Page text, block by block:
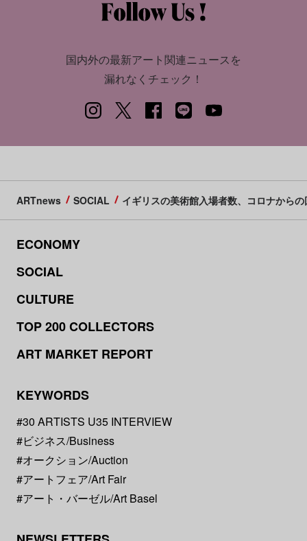
国内外の最新アート関連ニュースを
漏れなくチェック！
ARTnews SOCIAL イギリスの美術館入場者数、コロナから
ECONOMY
SOCIAL
CULTURE
TOP 200 COLLECTORS
ART MARKET REPORT
KEYWORDS
#30 ARTISTS U35 INTERVIEW
#ビジネス/Business
#オークション/Auction
#アートフェア/Art Fair
#アート・バーゼル/Art Basel